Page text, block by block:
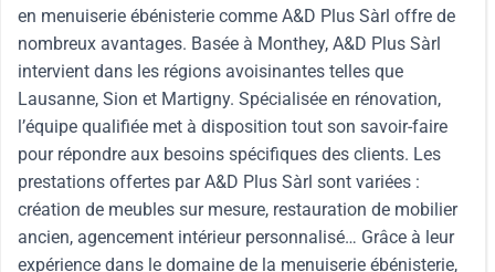
en menuiserie ébénisterie comme A&D Plus Sàrl offre de
nombreux avantages. Basée à Monthey, A&D Plus Sàrl
intervient dans les régions avoisinantes telles que
Lausanne, Sion et Martigny. Spécialisée en rénovation,
l’équipe qualifiée met à disposition tout son savoir-faire
pour répondre aux besoins spécifiques des clients. Les
prestations offertes par A&D Plus Sàrl sont variées :
création de meubles sur mesure, restauration de mobilier
ancien, agencement intérieur personnalisé… Grâce à leur
expérience dans le domaine de la menuiserie ébénisterie,